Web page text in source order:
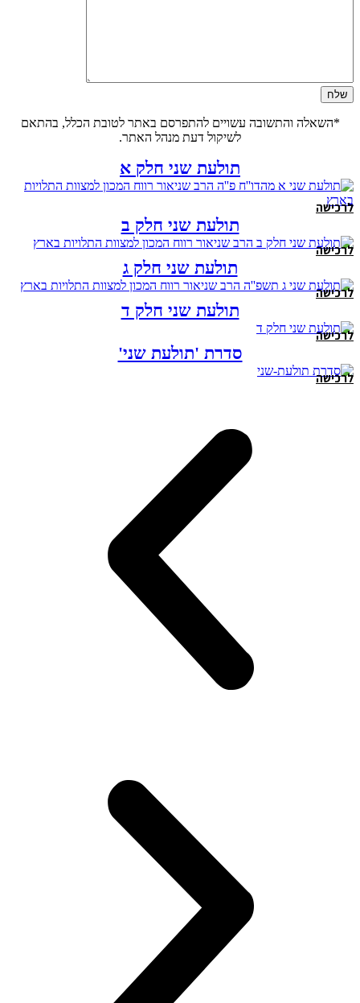
*השאלה והתשובה עשויים להתפרסם באתר לטובת הכלל, בהתאם
לשיקול דעת מנהל האתר.
תולעת שני חלק א
לרכישה
תולעת שני חלק ב
לרכישה
תולעת שני חלק ג
לרכישה
תולעת שני חלק ד
לרכישה
סדרת 'תולעת שני'
לרכישה